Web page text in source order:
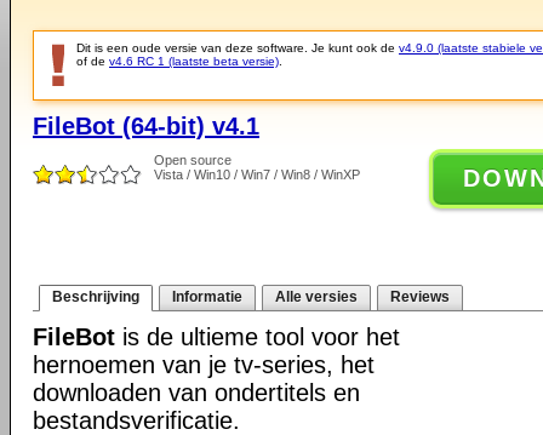
Dit is een oude versie van deze software. Je kunt ook de v4.9.0 (laatste stabiele
of de v4.6 RC 1 (laatste beta versie)
FileBot (64-bit) v4.1
Open source
Vista / Win10 / Win7 / Win8 / WinXP
Beschrijving Informatie Alle versies Reviews
FileBot is de ultieme tool voor het
hernoemen van je tv-series, het
downloaden van ondertitels en
bestandsverificatie.